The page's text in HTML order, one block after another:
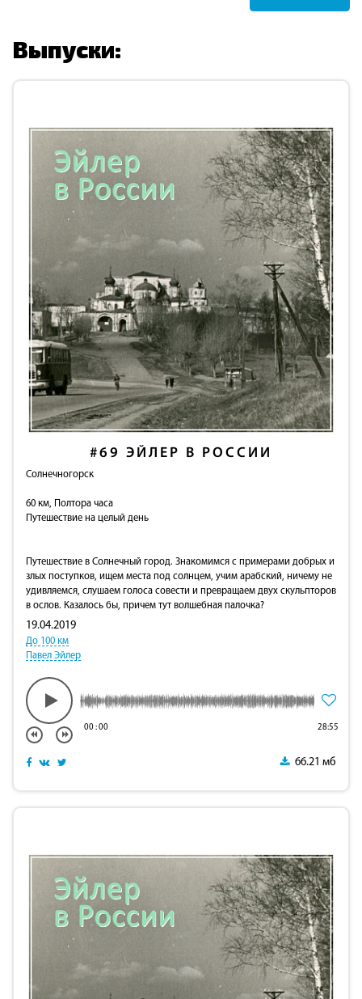
Выпуски:
#69 ЭЙЛЕР В РОССИИ
Солнечногорск
60 км, Полтора часа
Путешествие на целый день
Путешествие в Солнечный город. Знакомимся с примерами добрых и
злых поступков, ищем места под солнцем, учим арабский, ничему не
удивляемся, слушаем голоса совести и превращаем двух скульпторов
в ослов. Казалось бы, причем тут волшебная палочка?
19.04.2019
До 100 км
Павел Эйлер
00:00 28:55
66.21 мб